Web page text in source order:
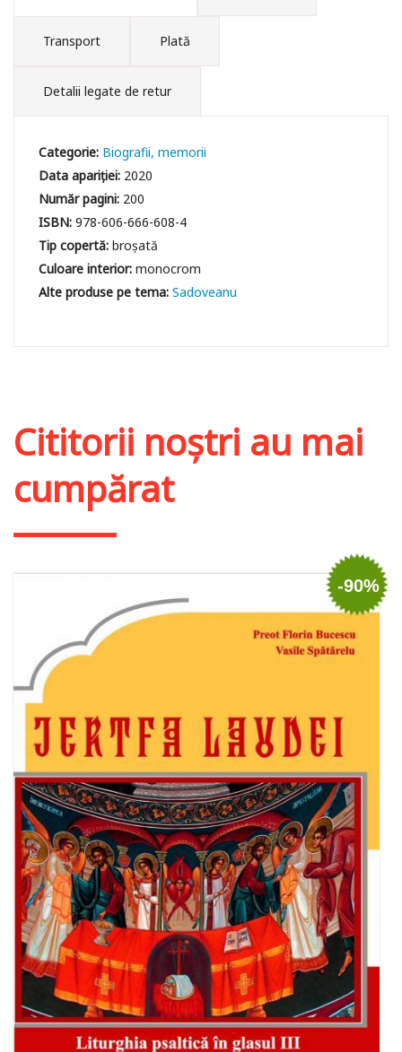
Transport Plată
Detalii legate de retur
Categorie: Biografii, memorii
Data apariției: 2020
Număr pagini: 200
ISBN:978-606-666-608-4
Tip copertă:broșată
Culoare interior:monocrom
Sadoveanu
Cititorii noștri au mai
cumpărat
-90%